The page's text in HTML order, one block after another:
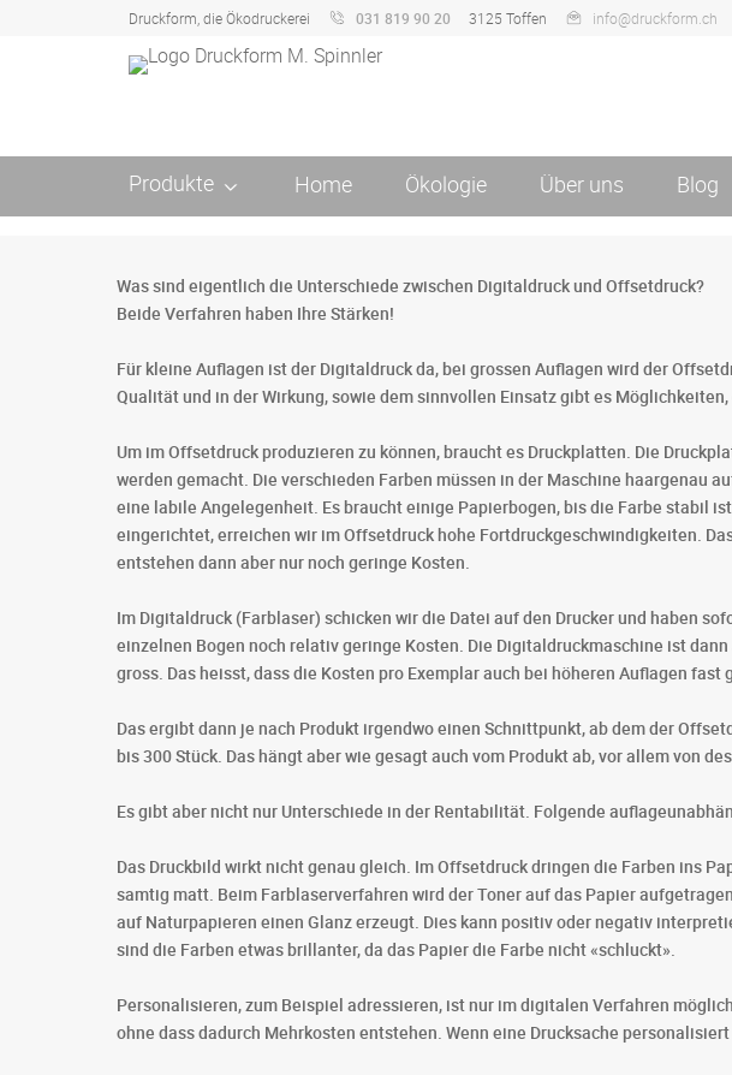
Druckform, die Ökodruckerei 031 819 90 20 3125 Toffen info@druckform.ch
Produkte Home Ökologie Über uns Blog
Was sind eigentlich die Unterschiede zwischen Digitaldruck und Offsetdruck?
Beide Verfahren haben Ihre Stärken!
Für kleine Auflagen ist der Digitaldruck da, bei grossen Auflagen wird der
Qualität und in der Wirkung, sowie dem sinnvollen Einsatz gibt es
Um im Offsetdruck produzieren zu können, braucht es Druckplatten. Die
werden gemacht. Die verschieden Farben müssen in der Maschine haargenau
eine labile Angelegenheit. Es braucht einige Papierbogen, bis die Farbe stabil
eingerichtet, erreichen wir im Offsetdruck hohe Fortdruckgeschwindigkeiten.
entstehen dann aber nur noch geringe Kosten.
Im Digitaldruck (Farblaser) schicken wir die Datei auf den Drucker und haben
einzelnen Bogen noch relativ geringe Kosten. Die Digitaldruckmaschine ist
gross. Das heisst, dass die Kosten pro Exemplar auch bei höheren Auflagen fast
Das ergibt dann je nach Produkt irgendwo einen Schnittpunkt, ab dem der
bis 300 Stück. Das hängt aber wie gesagt auch vom Produkt ab, vor allem von
Es gibt aber nicht nur Unterschiede in der Rentabilität. Folgende
Das Druckbild wirkt nicht genau gleich. Im Offsetdruck dringen die Farben ins
samtig matt. Beim Farblaserverfahren wird der Toner auf das Papier
auf Naturpapieren einen Glanz erzeugt. Dies kann positiv oder negativ
sind die Farben etwas brillanter, da das Papier die Farbe nicht «schluckt».
Personalisieren, zum Beispiel adressieren, ist nur im digitalen Verfahren
ohne dass dadurch Mehrkosten entstehen. Wenn eine Drucksache